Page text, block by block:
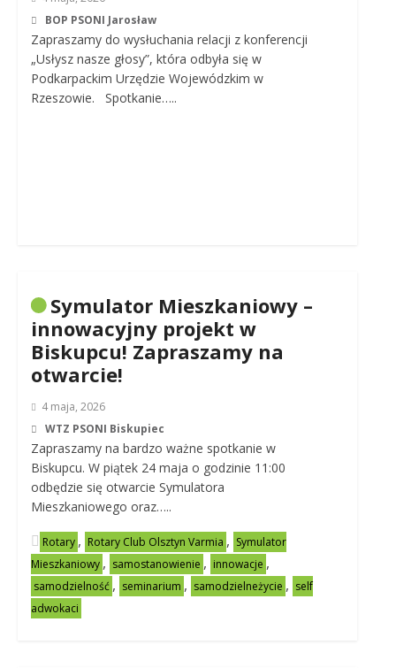
BOP PSONI Jarosław
Zapraszamy do wysłuchania relacji z konferencji
„Usłysz nasze głosy”, która odbyła się w
Podkarpackim Urzędzie Wojewódzkim w
Rzeszowie. Spotkanie…..
Symulator Mieszkaniowy –
innowacyjny projekt w
Biskupcu! Zapraszamy na
otwarcie!
4 maja, 2026
WTZ PSONI Biskupiec
Zapraszamy na bardzo ważne spotkanie w
Biskupcu. W piątek 24 maja o godzinie 11:00
odbędzie się otwarcie Symulatora
Mieszkaniowego oraz…..
Rotary , Rotary Club Olsztyn Varmia , Symulator
Mieszkaniowy , samostanowienie , innowacje ,
samodzielność , seminarium , samodzielneżycie , self
adwokaci